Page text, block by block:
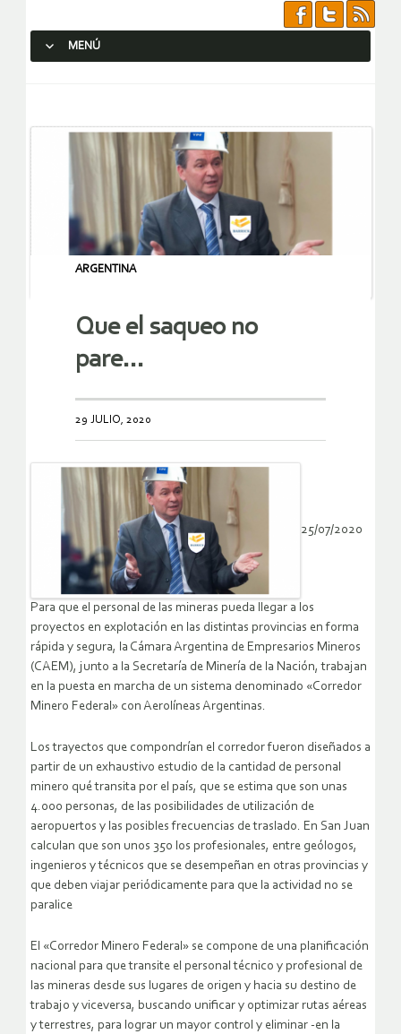
MENÚ
ARGENTINA
Que el saqueo no
pare…
29 JULIO, 2020
25/07/2020
Para que el personal de las mineras pueda llegar a los
proyectos en explotación en las distintas provincias en forma
rápida y segura, la Cámara Argentina de Empresarios Mineros
(CAEM), junto a la Secretaría de Minería de la Nación, trabajan
en la puesta en marcha de un sistema denominado «Corredor
Minero Federal» con Aerolíneas Argentinas.
Los trayectos que compondrían el corredor fueron diseñados a
partir de un exhaustivo estudio de la cantidad de personal
minero qué transita por el país, que se estima que son unas
4.000 personas, de las posibilidades de utilización de
aeropuertos y las posibles frecuencias de traslado. En San Juan
calculan que son unos 350 los profesionales, entre geólogos,
ingenieros y técnicos que se desempeñan en otras provincias y
que deben viajar periódicamente para que la actividad no se
paralice
El «Corredor Minero Federal» se compone de una planificación
nacional para que transite el personal técnico y profesional de
las mineras desde sus lugares de origen y hacia su destino de
trabajo y viceversa, buscando unificar y optimizar rutas aéreas
y terrestres, para lograr un mayor control y eliminar -en la